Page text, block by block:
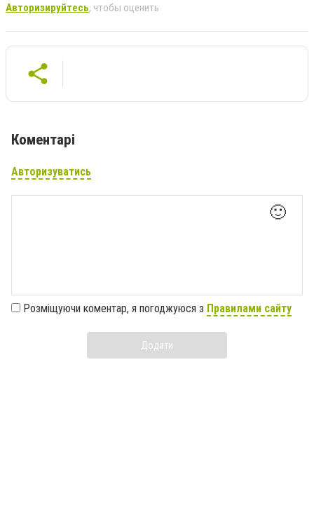
Авторизируйтесь, чтобы оценить
Коментарі
Авторизуватись
🙂
Розміщуючи коментар, я погоджуюся з Правилами сайту
Додати